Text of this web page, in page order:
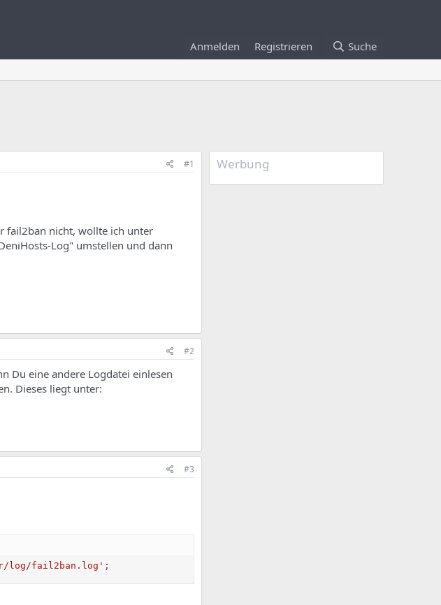
Anmelden Registrieren Suche
#1
fail2ban nicht, wollte ich unter
Log" umstellen und dann
#2
Du eine andere Logdatei einlesen
Dieses liegt unter:
#3
log/fail2ban.log' ;
Werbung